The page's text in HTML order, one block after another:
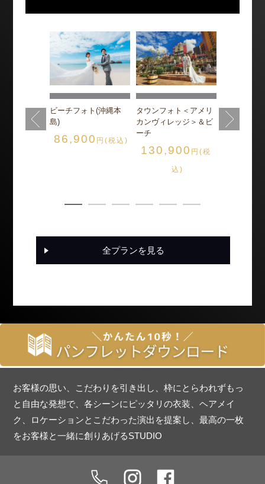
円(税
ビーチフォト(沖縄本
島)
86,900 円(税込)
タウンフォト＜アメリ
カンヴィレッジ＞＆ビ
ーチ
130,900 円(税
込)
グレイス・
全プランを見る
お客様の思い、こだわりを引き出し、枠にとらわれずもっ
と自由な発想で、各シーンにピッタリの衣装、ヘアメイ
ク、ロケーションとこだわった演出を提案し、最高の一枚
をお客様と一緒に創りあげるSTUDIO